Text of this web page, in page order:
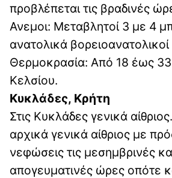
προβλέπεται τις βραδινές
Ανεμοι: Μεταβλητοί 3 με 4
ανατολικά
Θερμοκρασία: Από 18 έως
Κελσίου.
Κυκλάδες, Κρήτη
Στις Κυκλάδες γενικά
αρχικά γενικά αίθριος με
νεφώσεις τις μεσημβρινές
απογευματινές ώρες οπότε